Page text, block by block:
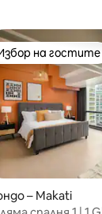
от 5, 121
на гостите
на гостите
– Makati